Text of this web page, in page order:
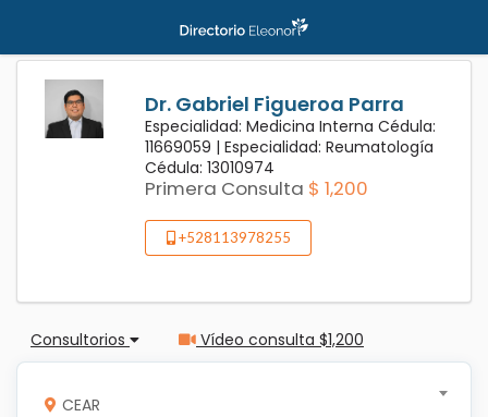
Dr. Gabriel Figueroa Parra
Especialidad: Medicina Interna Cédula:
11669059 | Especialidad: Reumatología
Cédula: 13010974
Primera Consulta $ 1,200
+528113978255
Consultorios Vídeo consulta $1,200
CEAR